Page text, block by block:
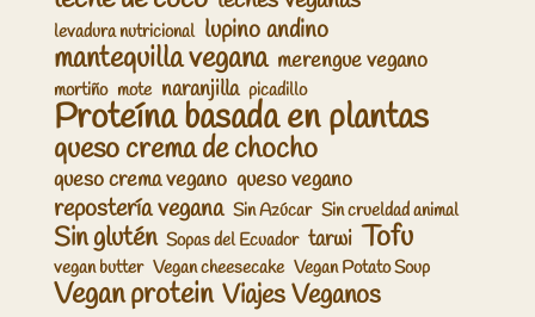
levadura nutricional lupino andino
mantequilla vegana merengue vegano
mortiño mote naranjilla picadillo
Proteína basada en plantas
queso crema de chocho
queso crema vegano queso vegano
repostería vegana Sin Azúcar Sin crueldad animal
Sin glutén Sopas del Ecuador tarwi Tofu
vegan butter Vegan cheesecake Vegan Potato Soup
Vegan protein Viajes Veganos